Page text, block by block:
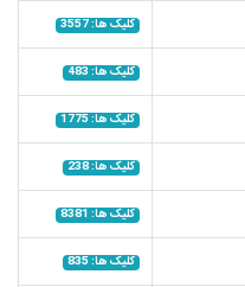
کلیک ها: 3557
کلیک ها: 483
کلیک ها: 1775
کلیک ها: 238
کلیک ها: 8381
کلیک ها: 835